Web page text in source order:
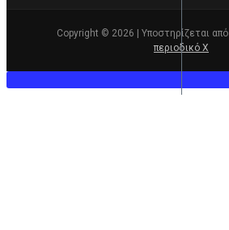
Copyright © 2026 | Υποστηρίζεται από
περιοδικό Χ